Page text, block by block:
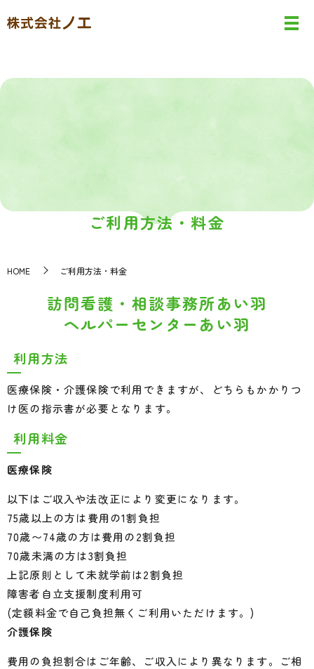
ご利用方法・料金
HOME ご利用方法・料金
訪問看護・相談事務所あい羽
ヘルパーセンターあい羽
利用方法
医療保険・介護保険で利用できますが、どちらもかかりつ
け医の指示書が必要となります。
利用料金
医療保険
以下はご収入や法改正により変更になります。
75歳以上の方は費用の1割負担
70歳〜74歳の方は費用の2割負担
70歳未満の方は3割負担
上記原則として未就学前は2割負担
障害者自立支援制度利用可
(定額料金で自己負担無くご利用いただけます。)
介護保険
費用の負担割合はご年齢、ご収入により異なります。ご相